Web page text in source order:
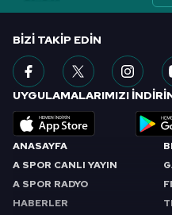
ANASAYFA
A SPOR CANLI YAYIN
A SPOR RADYO
HABERLER
BIZI TAKIP EDIN
UYGULAMALARIMIZI